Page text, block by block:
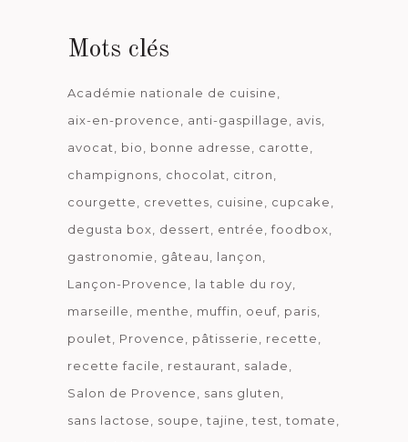
Mots clés
Académie nationale de cuisine
aix-en-provence
anti-gaspillage
avis
avocat
bio bonne adresse
carotte
champignons
chocolat
citron
courgette
crevettes cuisine
cupcake
degusta box
dessert entrée
foodbox
gastronomie
gâteau
lançon
Lançon-Provence
la table du roy
marseille
menthe muffin oeuf paris
poulet
Provence pâtisserie
recette
recette facile
restaurant
salade
Salon de Provence
sans gluten
sans lactose
soupe tajine test
tomate